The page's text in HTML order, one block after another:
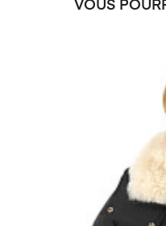
VOUS